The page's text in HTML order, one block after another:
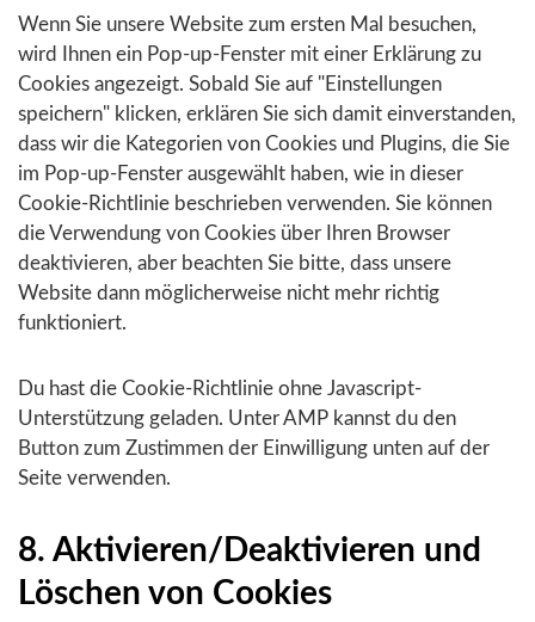
Wenn Sie unsere Website zum ersten Mal besuchen,
wird Ihnen ein Pop-up-Fenster mit einer Erklärung zu
Cookies angezeigt. Sobald Sie auf "Einstellungen
speichern" klicken, erklären Sie sich damit einverstanden,
dass wir die Kategorien von Cookies und Plugins, die Sie
im Pop-up-Fenster ausgewählt haben, wie in dieser
Cookie-Richtlinie beschrieben verwenden. Sie können
die Verwendung von Cookies über Ihren Browser
deaktivieren, aber beachten Sie bitte, dass unsere
Website dann möglicherweise nicht mehr richtig
funktioniert.
Du hast die Cookie-Richtlinie ohne Javascript-
Unterstützung geladen. Unter AMP kannst du den
Button zum Zustimmen der Einwilligung unten auf der
Seite verwenden.
8. Aktivieren/Deaktivieren und
Löschen von Cookies